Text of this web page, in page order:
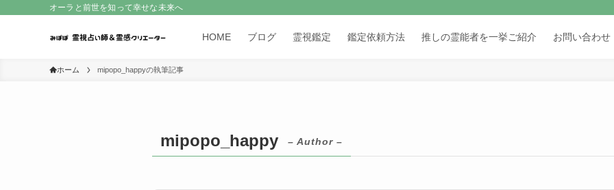
オーラと前世を知って幸せな未来へ
HOME ブログ 霊視鑑定 鑑定依頼方法 推しの霊能者を一挙ご紹介 お問い合わせ
ホーム mipopo_happyの執筆記事
mipopo_happy – Author –